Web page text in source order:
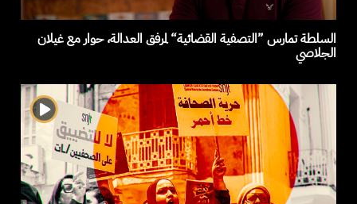
السلطة تمارس ”التصفية القضائية“ لمرفق العدالة، حوار مع غيلان
الجلاصي